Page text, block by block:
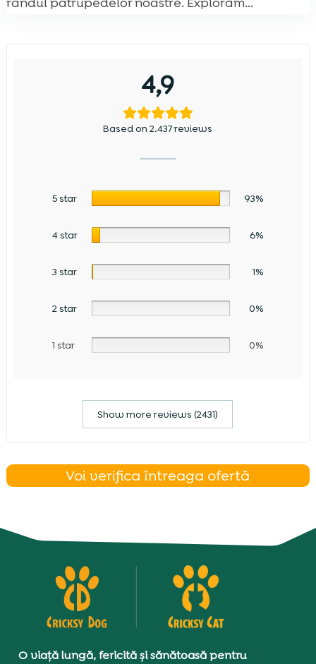
4,9
Based on 2.437 reviews
5 star 93%
4 star 6%
3 star 1%
2 star 0%
1 star 0%
Show more reviews (2431)
Voi verifica întreaga ofertă
O viață lungă, fericită și sănătoasă pentru